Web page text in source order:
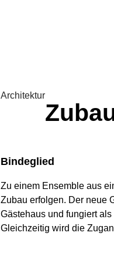
Architektur
Bindeglied
Zu einem Ensemble aus
Zubau erfolgen. Der neue
Gästehaus und fungiert
Gleichzeitig wird die